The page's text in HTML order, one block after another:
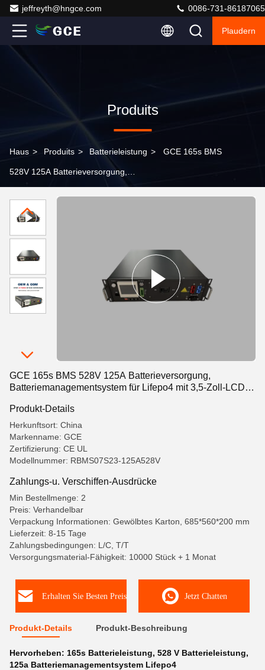
jeffreyth@hngce.com 0086-731-86187065
Plaudern
Produits
Haus > Produits > Batterieleistung > GCE 165s BMS
528V 125A Batterieversorgung,
LCD-Bildschirm
GCE 165s BMS 528V 125A Batterieversorgung,
Batteriemanagementsystem für Lifepo4 mit 3,5-Zoll-LCD-
Produkt-Details
Herkunftsort: China
Markenname: GCE
Zertifizierung: CE UL
Modellnummer: RBMS07S23-125A528V
Zahlungs-u. Verschiffen-Ausdrücke
Min Bestellmenge: 2
Preis: Verhandelbar
Verpackung Informationen: Gewölbtes Karton, 685*560*200 mm
Lieferzeit: 8-15 Tage
Zahlungsbedingungen: L/C, T/T
Versorgungsmaterial-Fähigkeit: 10000 Stück + 1 Monat
Erhalten Sie Besten Preis Jetzt Chatten
Produkt-Details Produkt-Beschreibung
Hervorheben: 165s Batterieleistung, 528 V Batterieleistung,
125a Batteriemanagementsystem Lifepo4